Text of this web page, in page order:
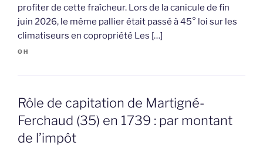
profiter de cette fraîcheur. Lors de la canicule de fin
juin 2026, le même pallier était passé à 45° loi sur les
climatiseurs en copropriété Les […]
OH
Rôle de capitation de Martigné-
Ferchaud (35) en 1739 : par montant
de l’impôt